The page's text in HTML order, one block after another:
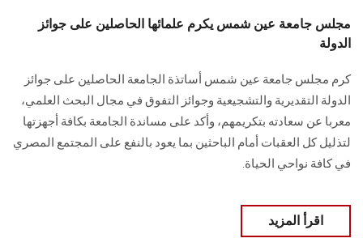
الزائـرون
سجل الان
مجلس جامعة عين شمس يكرم علمائها الحاصلين على جوائز
الدولة
كرم مجلس جامعة عين شمس أساتذة الجامعة الحاصلين على جوائز
الدولة التقديرية والتشجيعية وجوائز التفوق في مجال البحث العلمي،
معربا عن سعادته بتكريمهم، وأكد على مساندة الجامعة بكافة أجهزتها
لتذليل كل العقبات أمام الباحثين بما يعود بالنفع على المجتمع المصري
في كافة نواحي الحياة.
اقرأ المزيد